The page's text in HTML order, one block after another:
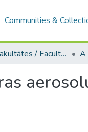
Communities &
B4 – LU fakultātes / Faculties of the UL